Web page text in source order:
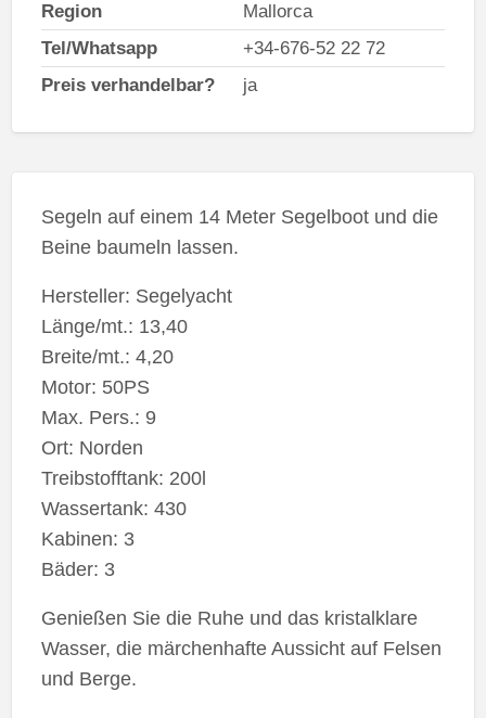
Region
Mallorca
Tel/Whatsapp
+34-676-52 22 72
Preis verhandelbar?
ja
Segeln auf einem 14 Meter Segelboot und die
Beine baumeln lassen.
Hersteller: Segelyacht
Länge/mt.: 13,40
Breite/mt.: 4,20
Motor: 50PS
Max. Pers.: 9
Ort: Norden
Treibstofftank: 200l
Wassertank: 430
Kabinen: 3
Bäder: 3
Genießen Sie die Ruhe und das kristalklare
Wasser, die märchenhafte Aussicht auf Felsen
und Berge.